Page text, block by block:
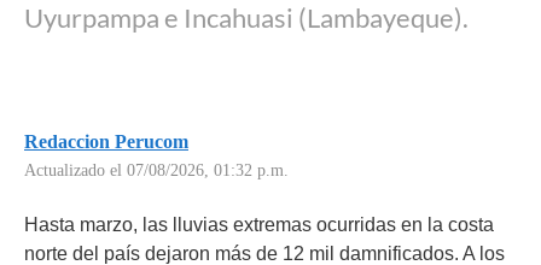
Uyurpampa e Incahuasi (Lambayeque).
Redaccion Perucom
Actualizado el 07/08/2026, 01:32 p.m.
Hasta marzo, las lluvias extremas ocurridas en la costa
norte del país dejaron más de 12 mil damnificados. A los